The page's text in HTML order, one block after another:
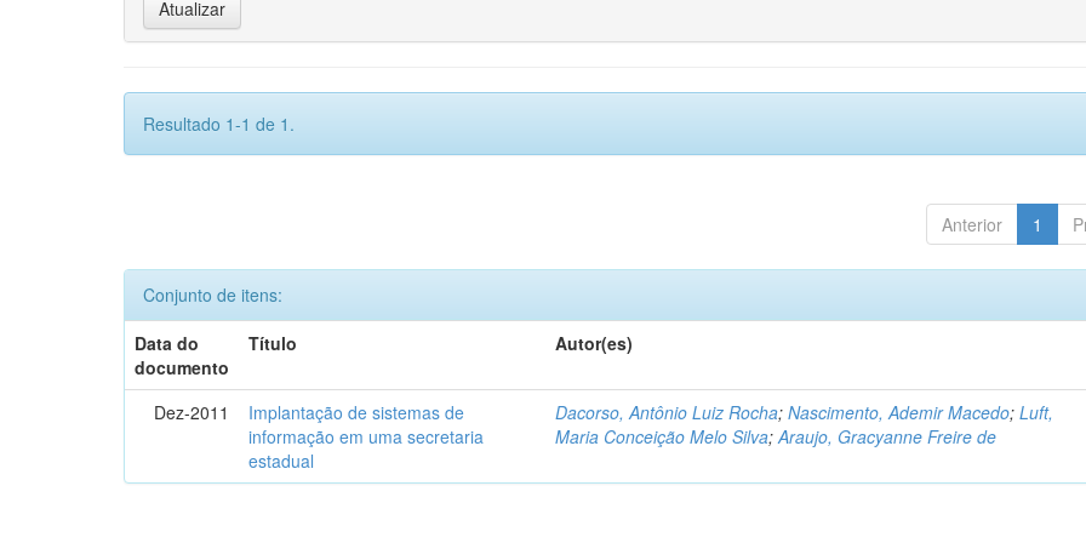
Resultado 1-1 de 1.
Anterior 1
Conjunto de itens:
Data do
documento
Título Autor(es)
Dez-2011
Implantação de sistemas de
informação em uma secretaria
estadual
Dacorso, Antônio Luiz Rocha;Nascimento, Ademir Macedo;Luft,
Maria Conceição Melo Silva;Araujo, Gracyanne Freire de